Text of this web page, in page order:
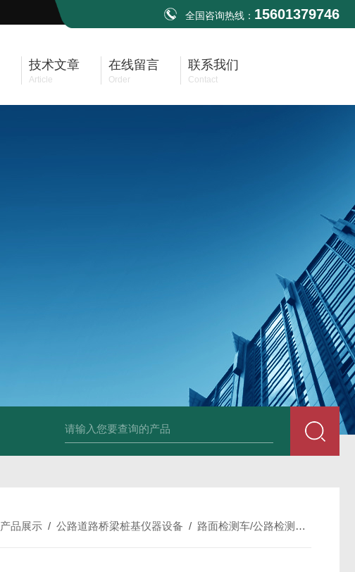
全国咨询热线： 15601379746
技术文章
Article
在线留言
Order
联系我们
Contact
中深浅层地源热泵空调系统运行故障诊断修复 冷暖双
产品展示 /公路道路桥梁桩基仪器设备 / 路面检测车/公路检测车